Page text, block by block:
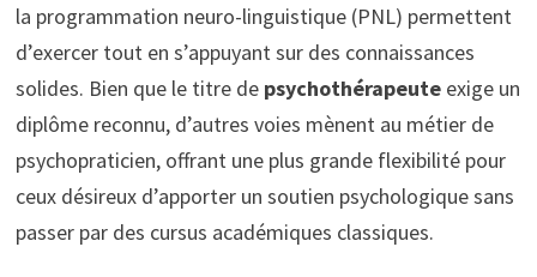
la programmation neuro-linguistique (PNL) permettent
d’exercer tout en s’appuyant sur des connaissances
solides. Bien que le titre de psychothérapeuteexige un
diplôme reconnu, d’autres voies mènent au métier de
psychopraticien, offrant une plus grande flexibilité pour
ceux désireux d’apporter un soutien psychologique sans
passer par des cursus académiques classiques.